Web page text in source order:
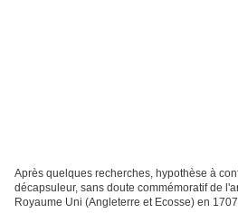
Après quelques recherches, hypothèse à
décapsuleur, sans doute commémoratif de
Royaume Uni (Angleterre et Ecosse) en